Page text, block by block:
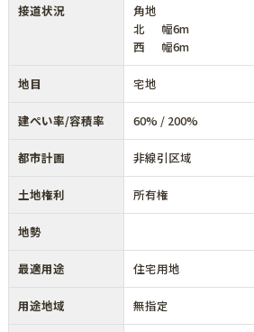
接道状況
角地
北 幅6m
西 幅6m
地目 宅地
建ぺい率/容積率 60% / 200%
都市計画 非線引区域
土地権利 所有権
地勢
最適用途 住宅用地
用途地域 無指定